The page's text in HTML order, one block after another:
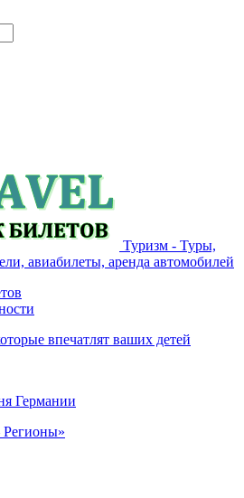
Туризм - Туры,
авиабилеты, аренда автомобилей
впечатлят ваших детей
Германии